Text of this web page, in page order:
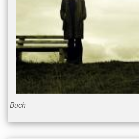
Buch